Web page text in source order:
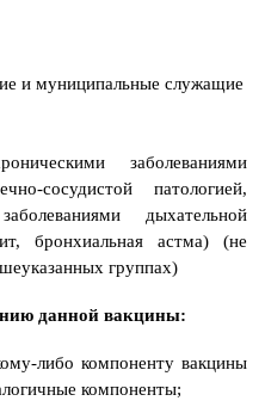
и муниципальные служащие
заболеваниями
сосудистой патологией,
дыхательной
бронхиальная астма) (не
группах)
данной вакцины:
либо компоненту вакцины
компоненты;